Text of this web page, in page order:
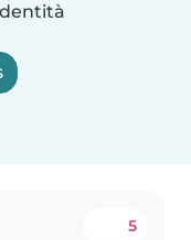
5